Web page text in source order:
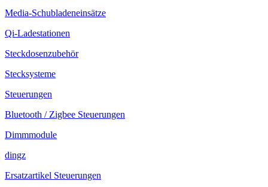
Media-Schubladeneinsätze
Qi-Ladestationen
Steckdosenzubehör
Stecksysteme
Steuerungen
Bluetooth / Zigbee Steuerungen
Dimmmodule
dingz
Ersatzartikel Steuerungen